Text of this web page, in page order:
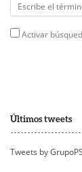
Activar
Últimos tweets
Tweets by